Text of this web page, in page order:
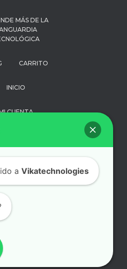
MÁS DE LA
CARRITO
INICIO
CUENTA
SOPORTE
TÉRMINOS Y
aVikatechnologies